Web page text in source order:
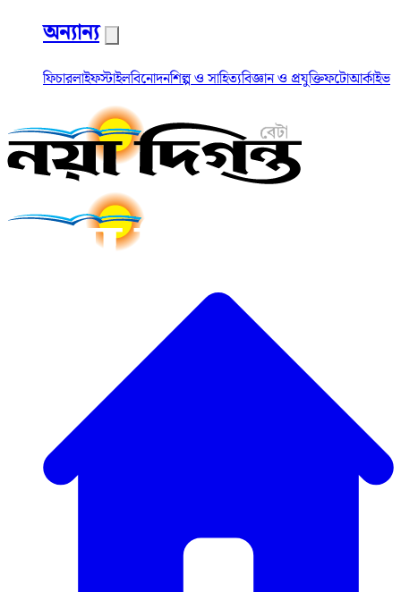
অন্যান্য
ফিচারলাইফস্টাইলবিনোদনশিল্প ও সাহিত্যবিজ্ঞান ও প্রযুক্তিফটোআর্কাইভ